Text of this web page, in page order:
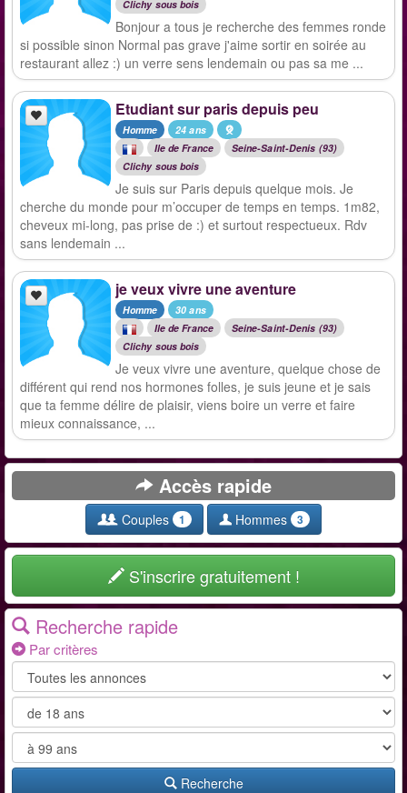
Clichy sous bois
Bonjour a tous je recherche des femmes ronde
si possible sinon Normal pas grave j'aime sortir en soirée au
restaurant allez :) un verre sens lendemain ou pas sa me ...
Etudiant sur paris depuis peu
Homme
24 ans
Ile de France
Seine-Saint-Denis (93)
Clichy sous bois
Je suis sur Paris depuis quelque mois. Je
cherche du monde pour m’occuper de temps en temps. 1m82,
cheveux mi-long, pas prise de :) et surtout respectueux. Rdv
sans lendemain ...
je veux vivre une aventure
Homme
30 ans
Ile de France
Seine-Saint-Denis (93)
Clichy sous bois
Je veux vivre une aventure, quelque chose de
différent qui rend nos hormones folles, je suis jeune et je sais
que ta femme délire de plaisir, viens boire un verre et faire
mieux connaissance, ...
Accès rapide
Couples 1 Hommes 3
S'inscrire gratuitement !
Recherche rapide
Par critères
Recherche